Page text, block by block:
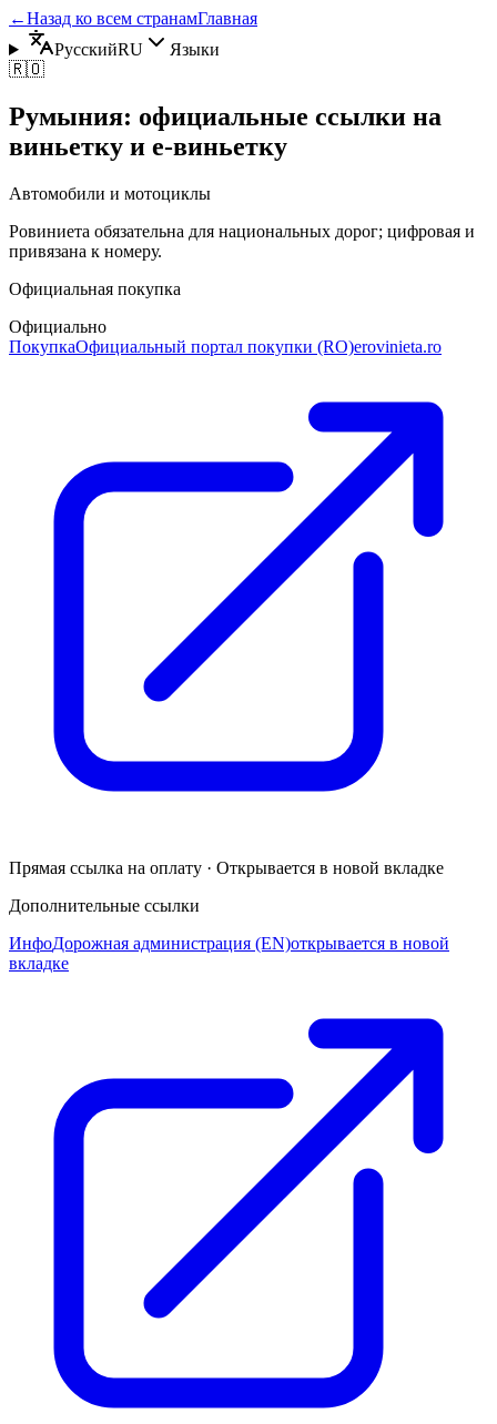
←Назад ко всем странамГлавная
РусскийRU
Языки
🇷🇴
Румыния: официальные ссылки на
виньетку и e-виньетку
Автомобили и мотоциклы
Ровиниета обязательна для национальных дорог; цифровая и
привязана к номеру.
Официальная покупка
Официально
ПокупкаОфициальный портал покупки (RO)erovinieta.ro
Прямая ссылка на оплату · Открывается в новой вкладке
Дополнительные ссылки
ИнфоДорожная администрация (EN)открывается в новой
вкладке